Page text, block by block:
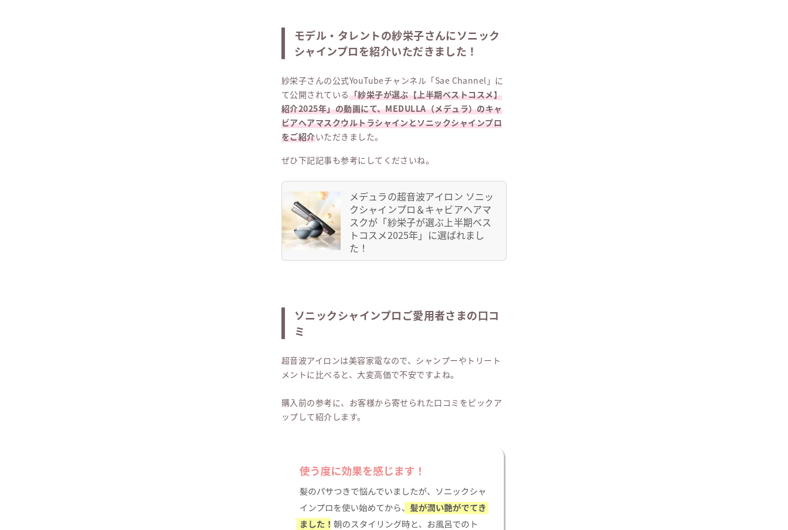
モデル・タレントの紗栄子さんにソニック
シャインプロを紹介いただきました！
紗栄子さんの公式YouTubeチャンネル「Sae Channel」に
て公開されている「紗栄子が選ぶ【上半期ベストコスメ】
紹介2025年」の動画にて、MEDULLA（メデュラ）のキャ
ビアヘアマスクウルトラシャインとソニックシャインプロ
をご紹介いただきました。
ぜひ下記記事も参考にしてくださいね。
メデュラの超音波アイロン ソニッ
クシャインプロ＆キャビアヘアマ
スクが「紗栄子が選ぶ上半期ベス
トコスメ2025年」に選ばれまし
た！
ソニックシャインプロご愛用者さまの口コ
ミ
超音波アイロンは美容家電なので、シャンプーやトリート
メントに比べると、大変高価で不安ですよね。
購入前の参考に、お客様から寄せられた口コミをピックア
ップして紹介します。